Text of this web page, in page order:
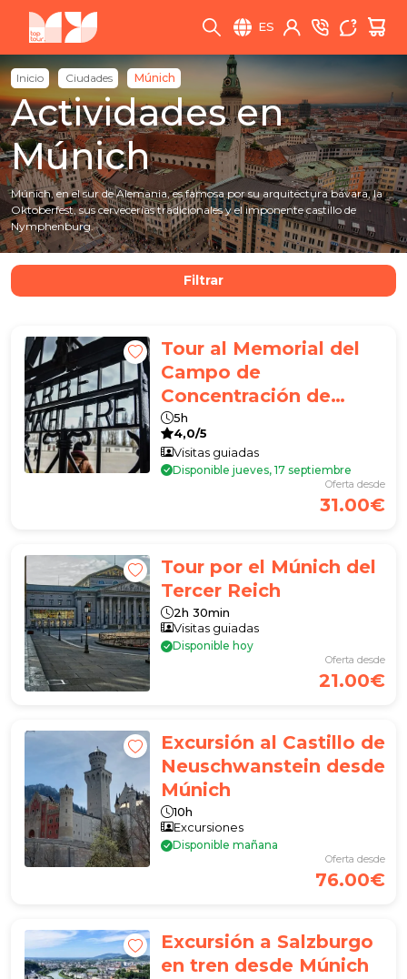
ES
Inicio Ciudades Múnich
Actividades en
Múnich
Múnich, en el sur de Alemania, es famosa por su arquitectura bávara, la
Oktoberfest, sus cervecerías tradicionales y el imponente castillo de
Nymphenburg.
Filtrar
Tour al Memorial del
Campo de
Concentración de
Dachau
5h
4,0/5
Visitas guiadas
Disponible jueves, 17 septiembre
Oferta desde
31.00€
Tour por el Múnich del
Tercer Reich
2h 30min
Visitas guiadas
Disponible hoy
Oferta desde
21.00€
Excursión al Castillo de
Neuschwanstein desde
Múnich
10h
Excursiones
Disponible mañana
Oferta desde
76.00€
Excursión a Salzburgo
en tren desde Múnich